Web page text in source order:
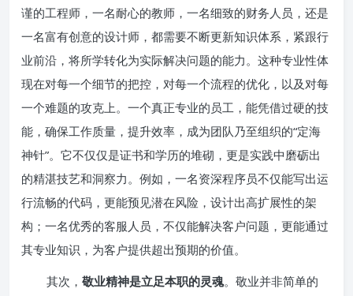
谨的工程师，一名耐心的教师，一名细致的财务人员，还是
一名富有创意的设计师，都需要不断更新知识体系，紧跟行
业前沿，将所学转化为实际解决问题的能力。这种专业性体
现在对每一个细节的把控，对每一个流程的优化，以及对每
一个难题的攻克上。一个真正专业的员工，能凭借过硬的技
能，确保工作质量，提升效率，成为团队乃至组织的“定海
神针”。它不仅仅是证书和学历的堆砌，更是实践中磨砺出
的精湛技艺和洞察力。例如，一名资深程序员不仅能写出运
行流畅的代码，更能预见潜在风险，设计出高扩展性的架
构；一名优秀的客服人员，不仅能解决客户问题，更能通过
其专业知识，为客户提供超出预期的价值。
其次， 敬业精神是立足本职的灵魂。敬业并非简单的